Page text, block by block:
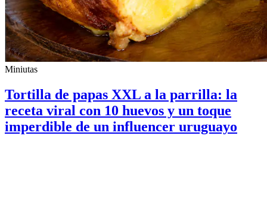
Miniutas
Tortilla de papas XXL a la parrilla: la
receta viral con 10 huevos y un toque
imperdible de un influencer uruguayo